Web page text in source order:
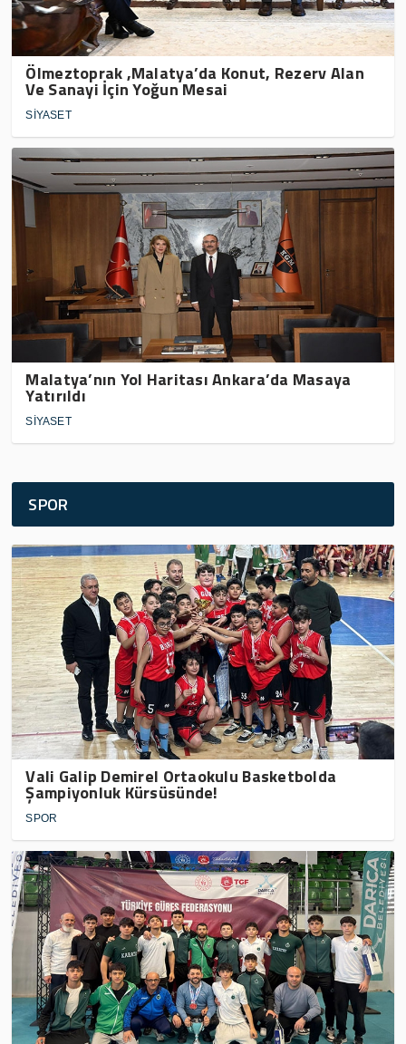
Ölmeztoprak ,Malatya’da Konut, Rezerv Alan
Ve Sanayi İçin Yoğun Mesai
SİYASET
Malatya’nın Yol Haritası Ankara’da Masaya
Yatırıldı
SİYASET
SPOR
Vali Galip Demirel Ortaokulu Basketbolda
Şampiyonluk Kürsüsünde!
SPOR